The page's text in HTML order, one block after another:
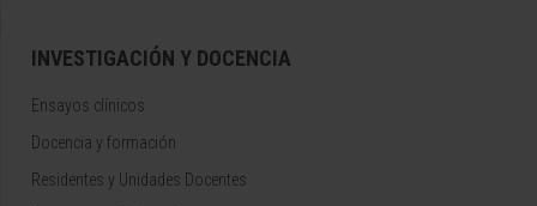
INVESTIGACIÓN Y DOCENCIA
Ensayos clínicos
Docencia y formación
Residentes y Unidades Docentes